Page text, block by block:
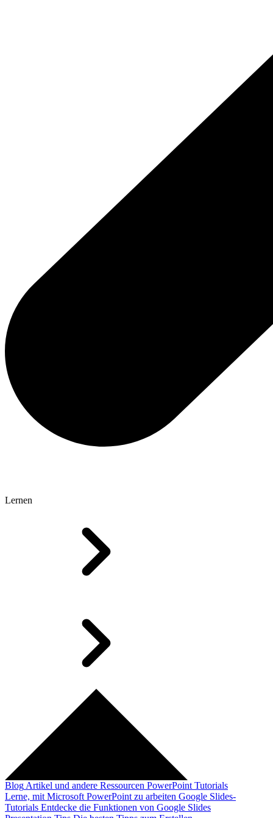
Lernen
Blog Artikel und andere Ressourcen PowerPoint Tutorials
Lerne, mit Microsoft PowerPoint zu arbeiten Google Slides-
Tutorials Entdecke die Funktionen von Google Slides